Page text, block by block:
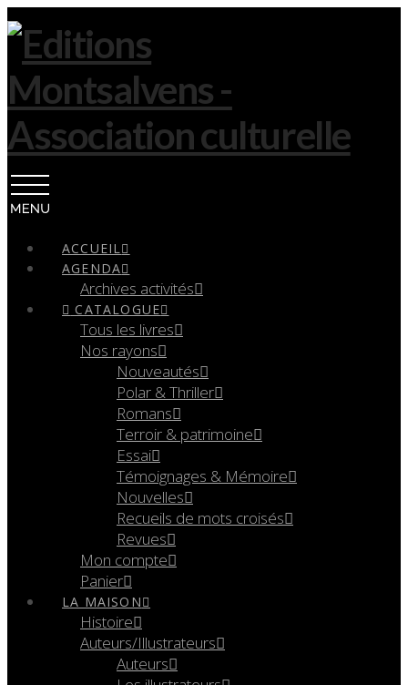
ACCUEIL
AGENDA
Archives activités
CATALOGUE
Tous les livres
Nos rayons
Nouveautés
Polar & Thriller
Romans
Terroir & patrimoine
Essai
Témoignages & Mémoire
Nouvelles
Recueils de mots croisés
Revues
Mon compte
Panier
LA MAISON
Histoire
Auteurs/Illustrateurs
Auteurs